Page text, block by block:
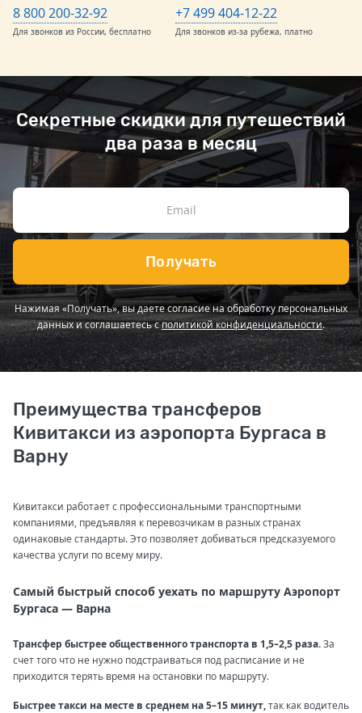
8 800 200-32-92
Для звонков из России, бесплатно
+7 499 404-12-22
Для звонков из-за рубежа, платно
Секретные скидки для путешествий
два раза в месяц
Получать
Нажимая «Получать», вы даете согласие на обработку персональных
данных и соглашаетесь сполитикой конфиденциальности.
Преимущества трансферов
Кивитакси из аэропорта Бургаса в
Варну
Кивитакси работает с профессиональными транспортными
компаниями, предъявляя к перевозчикам в разных странах
одинаковые стандарты. Это позволяет добиваться предсказуемого
качества услуги по всему миру.
Самый быстрый способ уехать по маршруту Аэропорт
Бургаса — Варна
Трансфер быстрее общественного транспорта в 1,5–2,5 раза.За
счет того что не нужно подстраиваться под расписание и не
приходится терять время на остановки по маршруту.
Быстрее такси на месте в среднем на 5–15 минут,так как водитель